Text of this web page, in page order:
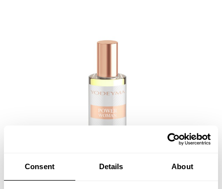
Consent Details About